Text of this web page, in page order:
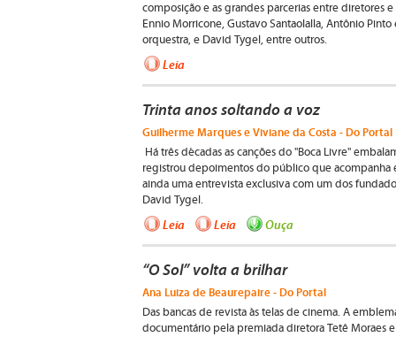
composição e as grandes parcerias entre diretores
Ennio Morricone, Gustavo Santaolalla, Antônio
orquestra, e David Tygel, entre outros.
Leia
Trinta anos soltando a voz
Guilherme Marques e Viviane da Costa - Do Portal
Há três décadas as canções do "Boca Livre"
registrou depoimentos do público que acompanha
ainda uma entrevista exclusiva com um dos
David Tygel.
Leia Leia Ouça
“O Sol” volta a brilhar
Ana Luiza de Beaurepaire - Do Portal
Das bancas de revista às telas de cinema. A
documentário pela premiada diretora Tetê Moraes